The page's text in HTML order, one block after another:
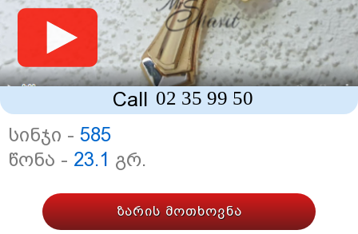
Call 02 35 99 50
სინჯი - 585
წონა - 23.1 გრ.
ზარის მოთხოვნა